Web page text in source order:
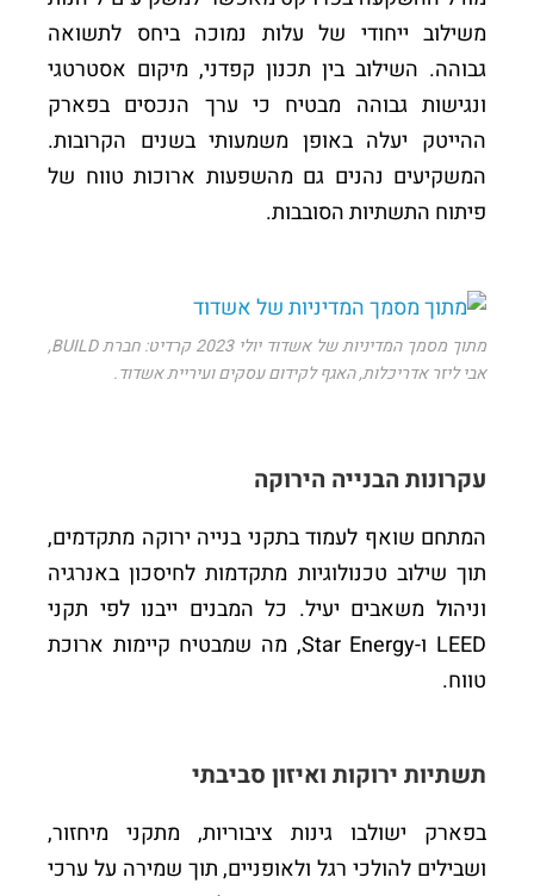
משילוב ייחודי של עלות נמוכה ביחס לתשואה
גבוהה. השילוב בין תכנון קפדני, מיקום אסטרטגי
ונגישות גבוהה מבטיח כי ערך הנכסים בפארק
ההייטק יעלה באופן משמעותי בשנים הקרובות.
המשקיעים נהנים גם מהשפעות ארוכות טווח של
פיתוח התשתיות הסובבות.
מתוך מסמך המדיניות של אשדוד יולי 2023 קרדיט: חברת BUILD,
אבי ליזר אדריכלות, האגף לקידום עסקים ועיריית אשדוד.
עקרונות הבנייה הירוקה
המתחם שואף לעמוד בתקני בנייה ירוקה מתקדמים,
תוך שילוב טכנולוגיות מתקדמות לחיסכון באנרגיה
וניהול משאבים יעיל. כל המבנים ייבנו לפי תקני
LEED ו-Star Energy, מה שמבטיח קיימות ארוכת
טווח.
תשתיות ירוקות ואיזון סביבתי
בפארק ישולבו גינות ציבוריות, מתקני מיחזור,
ושבילים להולכי רגל ולאופניים, תוך שמירה על ערכי